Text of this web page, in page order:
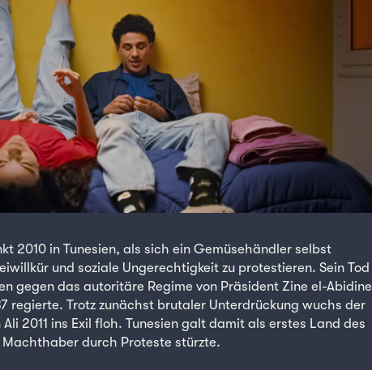
2010 in Tunesien, als sich ein Gemüsehändler selbst
und soziale Ungerechtigkeit zu protestieren. Sein Tod
gegen das autoritäre Regime von Präsident Zine el-Abidine
regierte. Trotz zunächst brutaler Unterdrückung wuchs der
2011 ins Exil floh. Tunesien galt damit als erstes Land des
durch Proteste stürzte.